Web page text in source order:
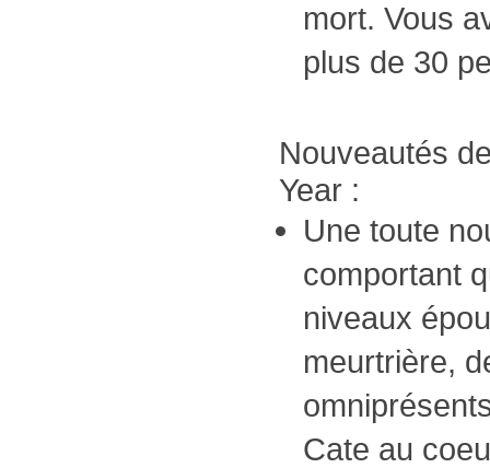
mort. Vous
plus de 30
Nouveautés
Year :
Une toute
comportant
niveaux
meurtrière,
Cate au